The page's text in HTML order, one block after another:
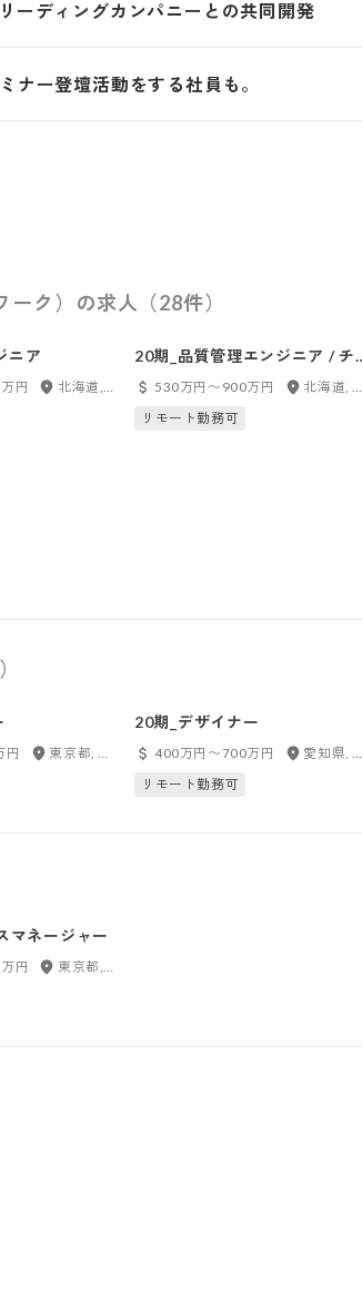
ーディングカンパニーとの共同開発
ナー登壇活動をする社員も。
ク）の求人（28件）
ニア
円
北海道, 東京都, 愛知県, 大阪府, 京都府, 島根県, フルリモート
20期_品質管理エンジニア / チ
ームリーダー
530万円〜900万円
北海道, 東京都, 大阪府
リモート勤務可
円 東京都, 大阪府
20期_デザイナー
400万円〜700万円
愛知県, 大阪府
リモート勤務可
マネージャー
円
東京都, 愛知県, 大阪府